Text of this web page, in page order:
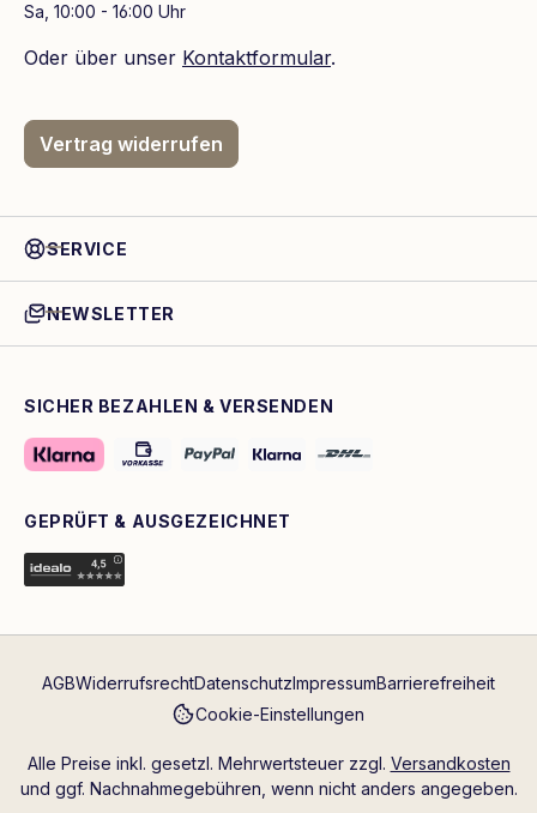
Sa, 10:00 - 16:00 Uhr
Oder über unser Kontaktformular.
Vertrag widerrufen
SERVICE
NEWSLETTER
SICHER BEZAHLEN & VERSENDEN
GEPRÜFT & AUSGEZEICHNET
AGBWiderrufsrechtDatenschutzImpressumBarrierefreiheit
Cookie-Einstellungen
Alle Preise inkl. gesetzl. Mehrwertsteuer zzgl. Versandkosten
und ggf. Nachnahmegebühren, wenn nicht anders angegeben.